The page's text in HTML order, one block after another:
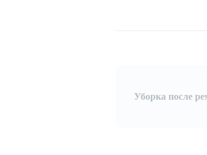
Уборка после